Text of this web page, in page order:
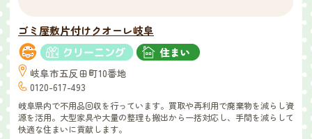
ゴミ屋敷片付けクオーレ岐阜
岐阜市五反田町10番地
0120-617-493
岐阜県内で不用品回収を行っています。買取や再利用で廃棄物を減らし資
源を活用。大型家具や大量の整理も搬出から一括対応し、手間を減らして
快適な住まいに貢献します。